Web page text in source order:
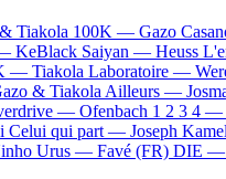
Tiakola 100K — Gazo
KeBlack Saiyan — Heuss
— Tiakola Laboratoire —
& Tiakola Ailleurs —
— Ofenbach 1 2 3 4 —
Celui qui part — Joseph Kamel
Urus — Favé (FR) DIE —